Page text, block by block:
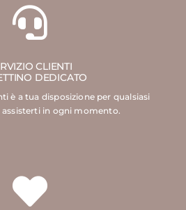
CLIENTI
DEDICATO
è a tua disposizione per qualsiasi
assisterti in ogni momento.